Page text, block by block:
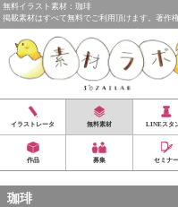
無料イラスト素材：珈琲
掲載素材はすべて無料でご利用頂けます。著作
イラストレータ 無料素材 LINEスタ
作品 募集 セミナー
珈琲